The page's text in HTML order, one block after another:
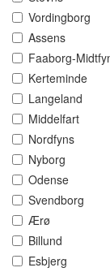
Vordingborg
Assens
Faaborg-
Kerteminde
Langeland
Middelfart
Nordfyns
Nyborg
Odense
Svendborg
Ærø
Billund
Esbjerg